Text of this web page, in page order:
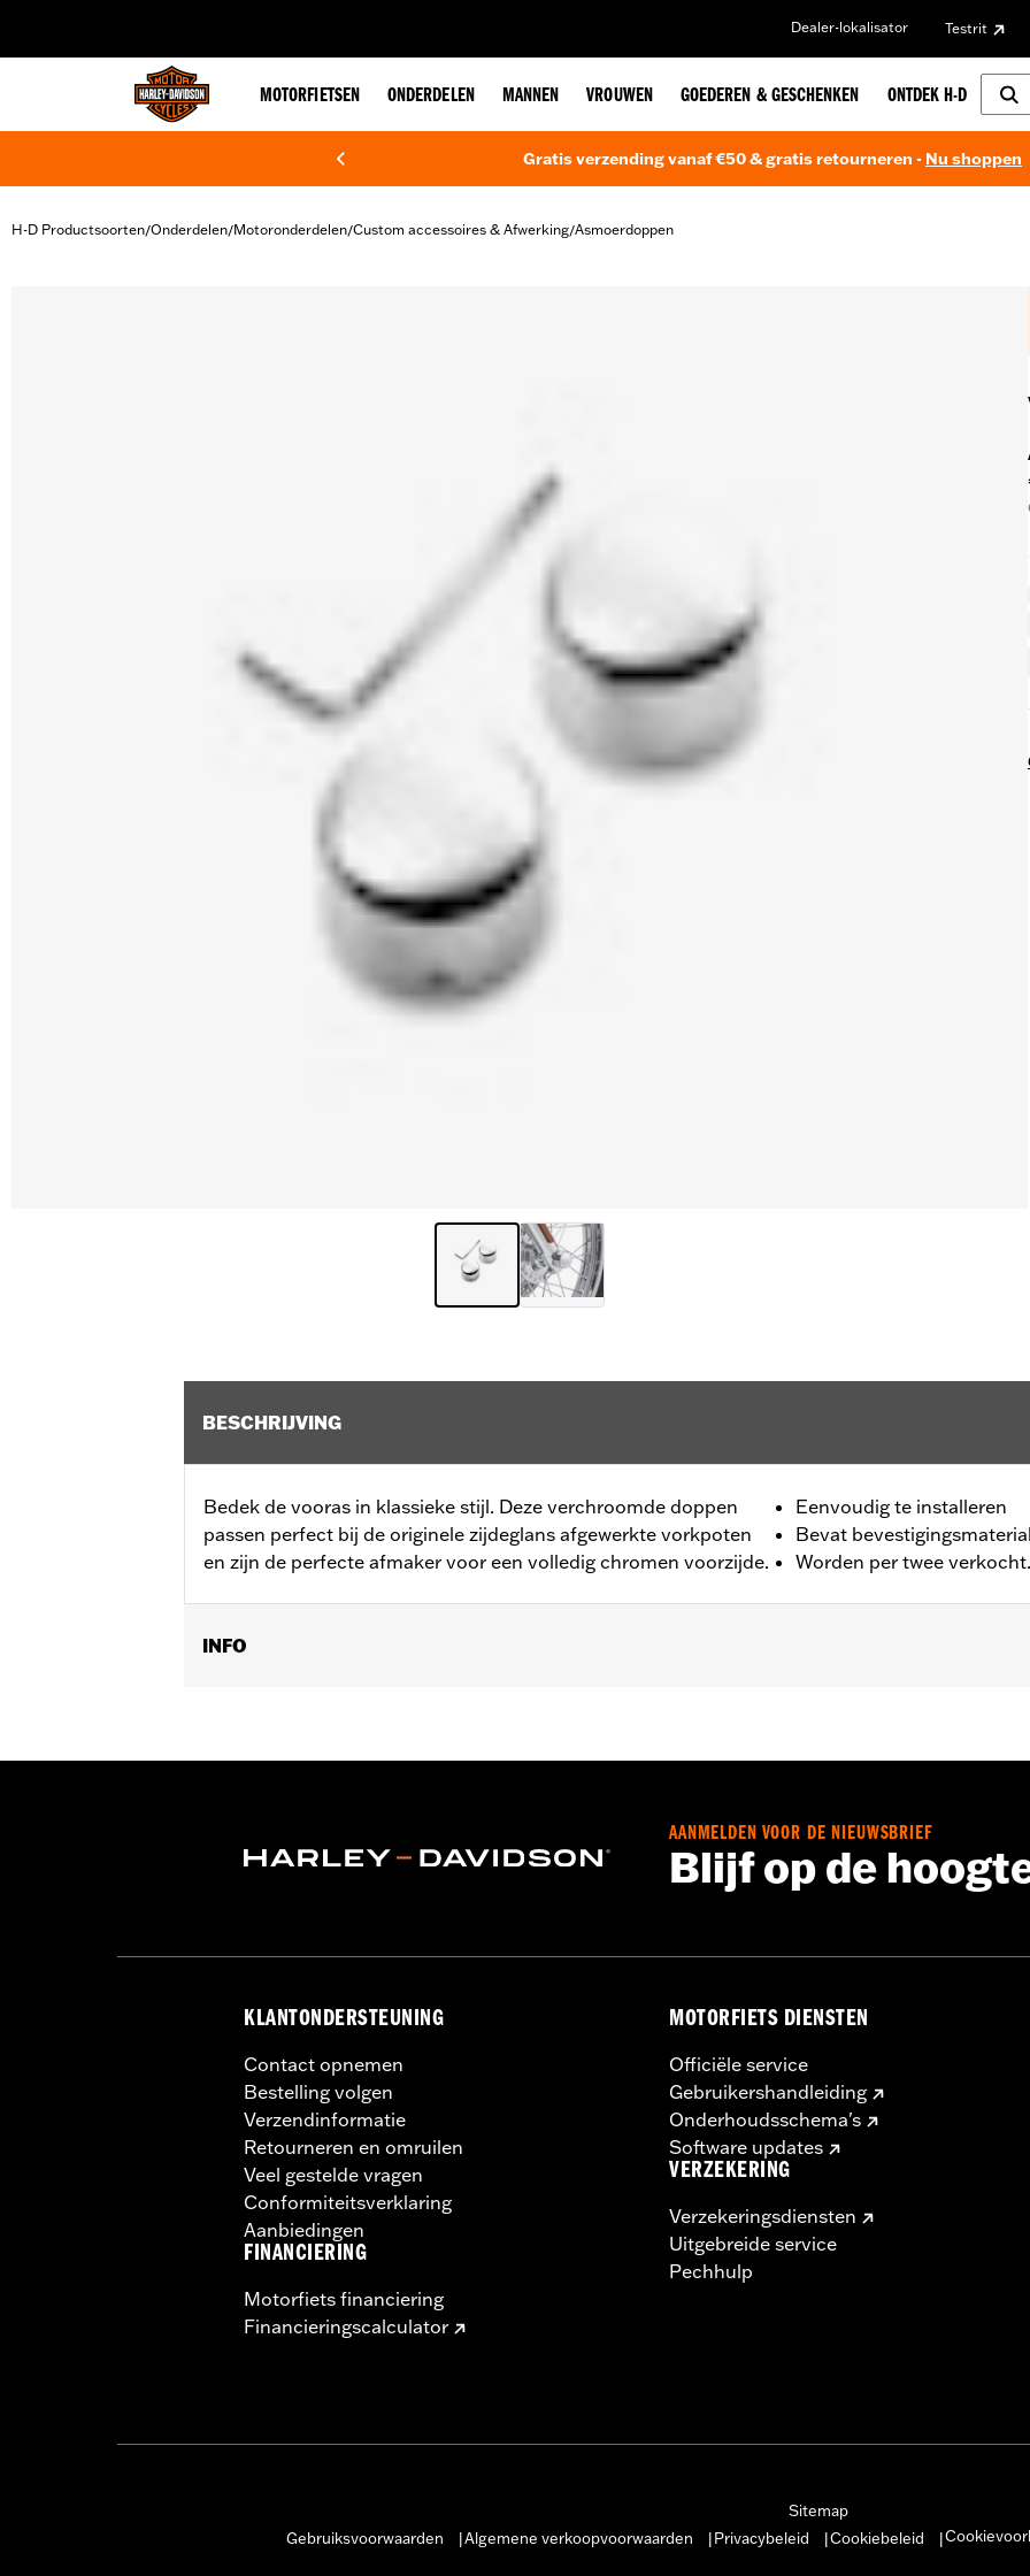
Dealer-lokalisator Testrit
MOTORFIETSEN ONDERDELEN MANNEN VROUWEN GOEDEREN & GESCHENKEN ONTDEK H-D
Gratis verzending vanaf €50 & gratis retourneren - Nu shoppen
H-D Productsoorten/Onderdelen/Motoronderdelen/Custom accessoires & Afwerking/Asmoerdoppen
BESCHRIJVING
Bedek de vooras in klassieke stijl. Deze verchroomde doppen
passen perfect bij de originele zijdeglans afgewerkte vorkpoten
en zijn de perfecte afmaker voor een volledig chromen voorzijde.
Eenvoudig te installeren
Bevat
Worden per twee verkocht.
INFO
modellen (behalve ’23-later FLHXSE, FLTRXSE, ’24-later FLHX, FLTRX, FLTRXSTSE en ’25-later
en FXFBS modellen is aparte aanschaf van een Vooras-adapterset P/N 43000159 vereist.
Installatie-instructies
AANMELDEN VOOR DE NIEUWSBRIEF
Blijf op de
KLANTONDERSTEUNING
Contact opnemen
Bestelling volgen
Verzendinformatie
Retourneren en omruilen
Veel gestelde vragen
Conformiteitsverklaring
Aanbiedingen
FINANCIERING
Motorfiets financiering
Financieringscalculator
MOTORFIETS DIENSTEN
Officiële service
Gebruikershandleiding
Onderhoudsschema's
Software updates
VERZEKERING
Verzekeringsdiensten
Uitgebreide service
Pechhulp
Sitemap
Gebruiksvoorwaarden
Algemene verkoopvoorwaarden Privacybeleid Cookiebeleid